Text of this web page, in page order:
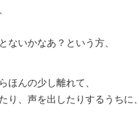
ないかなあ？という方、
ほんの少し離れて、
り、声を出したりするうちに、